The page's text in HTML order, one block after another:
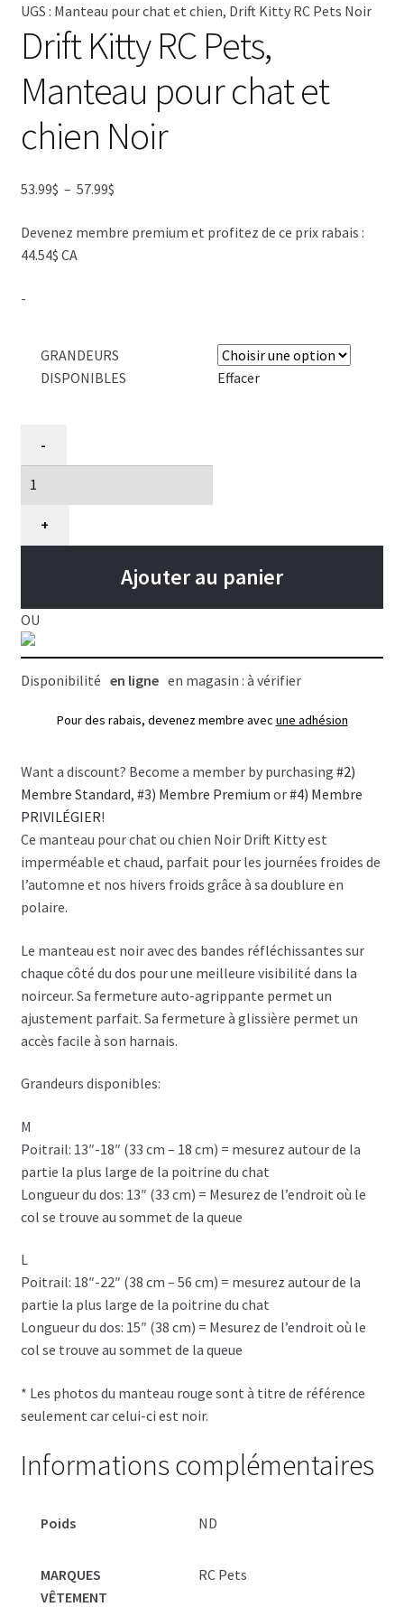
UGS : Manteau pour chat et chien, Drift Kitty RC Pets Noir
Drift Kitty RC Pets,
Manteau pour chat et
chien Noir
53.99$ – 57.99$Plage
prix :
Devenez membre premium et profitez de ce prix rabais :
44.54$ CA
-
GRANDEURS
DISPONIBLES
Effacer
Manteau
chat
et
Kitty
RC
Pets
Noir
-
+
Ajouter au panier
OU
Disponibilité en ligne en magasin : à vérifier
Pour des rabais, devenez membre avec une adhésion
Want a discount? Become a member by purchasing #2)
Membre Standard, #3) Membre Premium or#4) Membre
PRIVILÉGIER!
Ce manteau pour chat ou chien Noir Drift Kitty est
imperméable et chaud, parfait pour les journées froides de
l’automne et nos hivers froids grâce à sa doublure en
polaire.
Le manteau est noir avec des bandes réfléchissantes sur
chaque côté du dos pour une meilleure visibilité dans la
noirceur. Sa fermeture auto-agrippante permet un
ajustement parfait. Sa fermeture à glissière permet un
accès facile à son harnais.
Grandeurs disponibles:
M
Poitrail: 13″-18″ (33 cm – 18 cm) = mesurez autour de la
partie la plus large de la poitrine du chat
Longueur du dos: 13″ (33 cm) = Mesurez de l’endroit où le
col se trouve au sommet de la queue
L
Poitrail: 18″-22″ (38 cm – 56 cm) = mesurez autour de la
partie la plus large de la poitrine du chat
Longueur du dos: 15″ (38 cm) = Mesurez de l’endroit où le
col se trouve au sommet de la queue
* Les photos du manteau rouge sont à titre de référence
seulement car celui-ci est noir.
Informations complémentaires
Poids ND
MARQUES
VÊTEMENT
RC Pets